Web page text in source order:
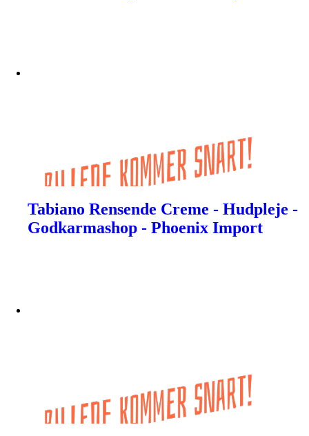
Tabiano Rensende Creme - Hudpleje -
Godkarmashop - Phoenix Import